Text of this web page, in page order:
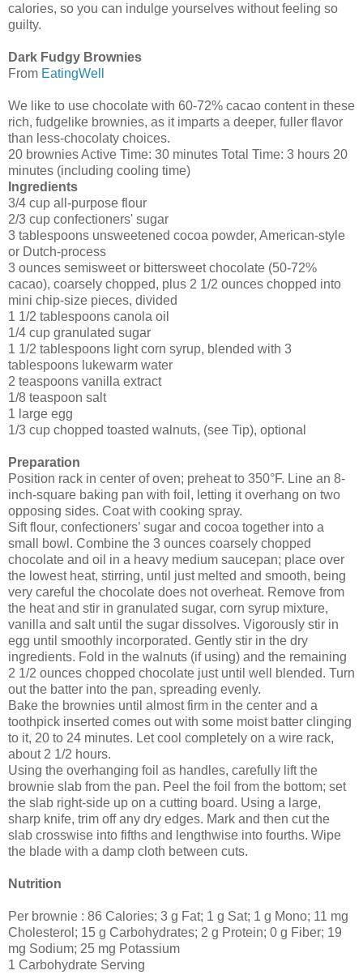
calories, so you can indulge yourselves without feeling so
guilty.
Dark Fudgy Brownies
From EatingWell
We like to use chocolate with 60-72% cacao content in these
rich, fudgelike brownies, as it imparts a deeper, fuller flavor
than less-chocolaty choices.
20 brownies Active Time: 30 minutes Total Time: 3 hours 20
minutes (including cooling time)
Ingredients
3/4 cup all-purpose flour
2/3 cup confectioners' sugar
3 tablespoons unsweetened cocoa powder, American-style
or Dutch-process
3 ounces semisweet or bittersweet chocolate (50-72%
cacao), coarsely chopped, plus 2 1/2 ounces chopped into
mini chip-size pieces, divided
1 1/2 tablespoons canola oil
1/4 cup granulated sugar
1 1/2 tablespoons light corn syrup, blended with 3
tablespoons lukewarm water
2 teaspoons vanilla extract
1/8 teaspoon salt
1 large egg
1/3 cup chopped toasted walnuts, (see Tip), optional
Preparation
Position rack in center of oven; preheat to 350°F. Line an 8-
inch-square baking pan with foil, letting it overhang on two
opposing sides. Coat with cooking spray.
Sift flour, confectioners’ sugar and cocoa together into a
small bowl. Combine the 3 ounces coarsely chopped
chocolate and oil in a heavy medium saucepan; place over
the lowest heat, stirring, until just melted and smooth, being
very careful the chocolate does not overheat. Remove from
the heat and stir in granulated sugar, corn syrup mixture,
vanilla and salt until the sugar dissolves. Vigorously stir in
egg until smoothly incorporated. Gently stir in the dry
ingredients. Fold in the walnuts (if using) and the remaining
2 1/2 ounces chopped chocolate just until well blended. Turn
out the batter into the pan, spreading evenly.
Bake the brownies until almost firm in the center and a
toothpick inserted comes out with some moist batter clinging
to it, 20 to 24 minutes. Let cool completely on a wire rack,
about 2 1/2 hours.
Using the overhanging foil as handles, carefully lift the
brownie slab from the pan. Peel the foil from the bottom; set
the slab right-side up on a cutting board. Using a large,
sharp knife, trim off any dry edges. Mark and then cut the
slab crosswise into fifths and lengthwise into fourths. Wipe
the blade with a damp cloth between cuts.
Nutrition
Per brownie : 86 Calories; 3 g Fat; 1 g Sat; 1 g Mono; 11 mg
Cholesterol; 15 g Carbohydrates; 2 g Protein; 0 g Fiber; 19
mg Sodium; 25 mg Potassium
1 Carbohydrate Serving